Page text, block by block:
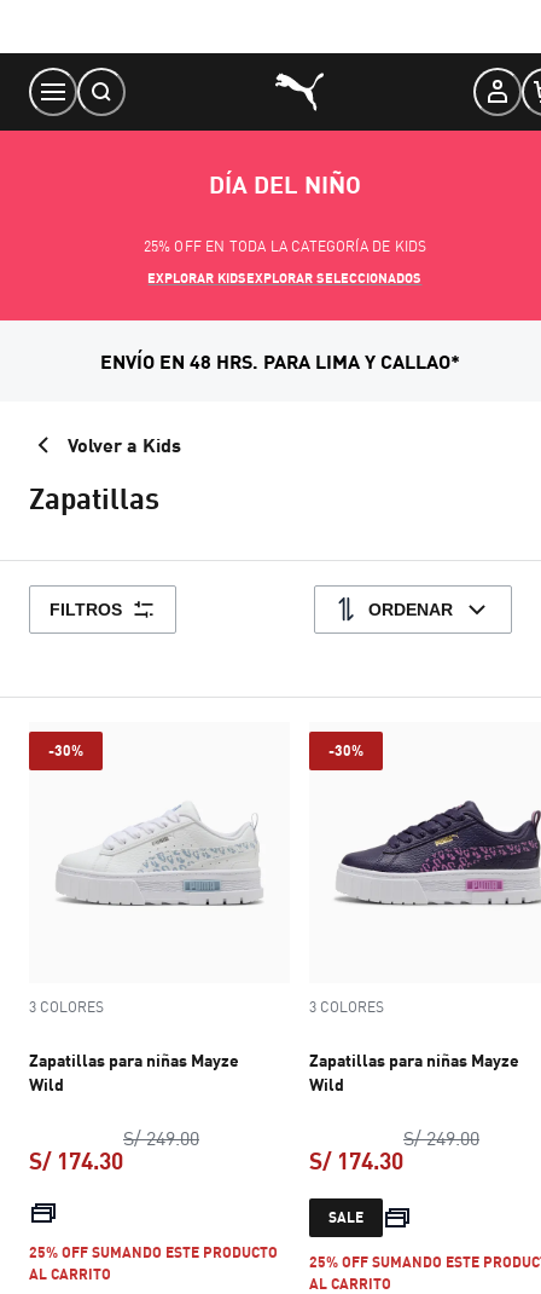
Content
DÍA DEL NIÑO
25% OFF EN TODA LA CATEGORÍA DE KIDS
EXPLORAR KIDSEXPLORAR SELECCIONADOS
ENVÍO EN 48 HRS. PARA LIMA Y CALLAO*
Volver a Kids
Zapatillas
FILTROS ORDENAR
-30%
3 COLORES
Zapatillas para niñas Mayze
Wild
S/ 249.00precio original S/ 249.00
S/ 174.30
25% OFF SUMANDO ESTE PRODUCTO
AL CARRITO
-30%
3 COLORES
Zapatillas para niñas Mayze
Wild
S/ 249.00precio
S/ 174.30
precio actual
SALE
25% OFF SUMANDO ESTE
AL CARRITO